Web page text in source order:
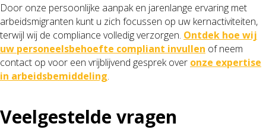
Door onze persoonlijke aanpak en jarenlange ervaring met
arbeidsmigranten kunt u zich focussen op uw kernactiviteiten,
terwijl wij de compliance volledig verzorgen. Ontdek hoe wij
uw personeelsbehoefte compliant invullen of neem
contact op voor een vrijblijvend gesprek over onze expertise
in arbeidsbemiddeling.
Veelgestelde vragen